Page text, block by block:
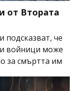
от Втората
че
войници може
за смъртта им